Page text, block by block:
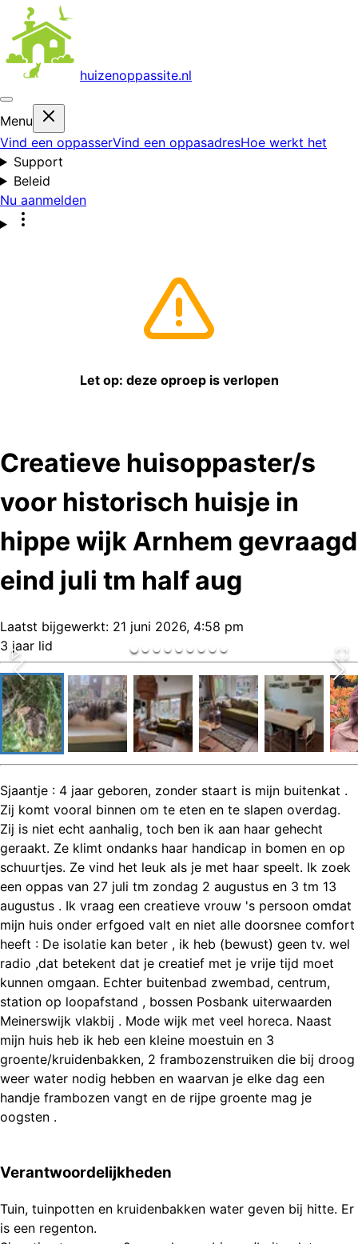
huizenoppassite.nl
Menu
Vind een oppasserVind een oppasadresHoe werkt het
Support
Beleid
Nu aanmelden
Let op: deze oproep is verlopen
Creatieve huisoppaster/s
voor historisch huisje in
hippe wijk Arnhem gevraagd
eind juli tm half aug
Laatst bijgewerkt: 21 juni 2026, 4:58 pm
3 jaar lid
Sjaantje : 4 jaar geboren, zonder staart is mijn buitenkat .
Zij komt vooral binnen om te eten en te slapen overdag.
Zij is niet echt aanhalig, toch ben ik aan haar gehecht
geraakt. Ze klimt ondanks haar handicap in bomen en op
schuurtjes. Ze vind het leuk als je met haar speelt. Ik zoek
een oppas van 27 juli tm zondag 2 augustus en 3 tm 13
augustus . Ik vraag een creatieve vrouw 's persoon omdat
mijn huis onder erfgoed valt en niet alle doorsnee comfort
heeft : De isolatie kan beter , ik heb (bewust) geen tv. wel
radio ,dat betekent dat je creatief met je vrije tijd moet
kunnen omgaan. Echter buitenbad zwembad, centrum,
station op loopafstand , bossen Posbank uiterwaarden
Meinerswijk vlakbij . Mode wijk met veel horeca. Naast
mijn huis heb ik heb een kleine moestuin en 3
groente/kruidenbakken, 2 frambozenstruiken die bij droog
weer water nodig hebben en waarvan je elke dag een
handje frambozen vangt en de rijpe groente mag je
oogsten .
Verantwoordelijkheden
Tuin, tuinpotten en kruidenbakken water geven bij hitte. Er
is een regenton.